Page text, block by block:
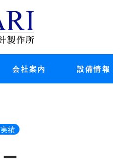
会社案内 設備情報
績